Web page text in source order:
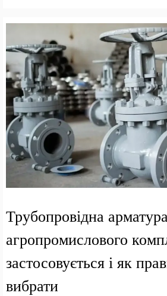
Трубопровідна
агропромислового
застосовується і як
вибрати